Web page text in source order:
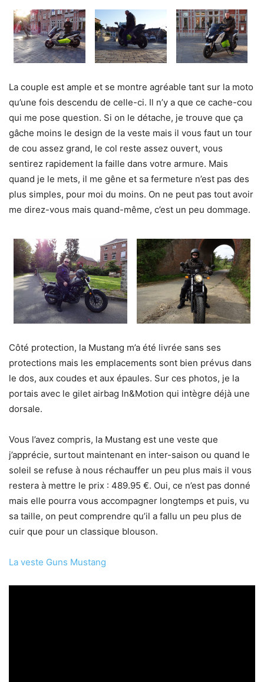
La couple est ample et se montre agréable tant sur la moto
qu’une fois descendu de celle-ci. Il n’y a que ce cache-cou
qui me pose question. Si on le détache, je trouve que ça
gâche moins le design de la veste mais il vous faut un tour
de cou assez grand, le col reste assez ouvert, vous
sentirez rapidement la faille dans votre armure. Mais
quand je le mets, il me gêne et sa fermeture n’est pas des
plus simples, pour moi du moins. On ne peut pas tout avoir
me direz-vous mais quand-même, c’est un peu dommage.
Côté protection, la Mustang m’a été livrée sans ses
protections mais les emplacements sont bien prévus dans
le dos, aux coudes et aux épaules. Sur ces photos, je la
portais avec le gilet airbag In&Motion qui intègre déjà une
dorsale.
Vous l’avez compris, la Mustang est une veste que
j’apprécie, surtout maintenant en inter-saison ou quand le
soleil se refuse à nous réchauffer un peu plus mais il vous
restera à mettre le prix : 489.95 €. Oui, ce n’est pas donné
mais elle pourra vous accompagner longtemps et puis, vu
sa taille, on peut comprendre qu’il a fallu un peu plus de
cuir que pour un classique blouson.
La veste Guns Mustang